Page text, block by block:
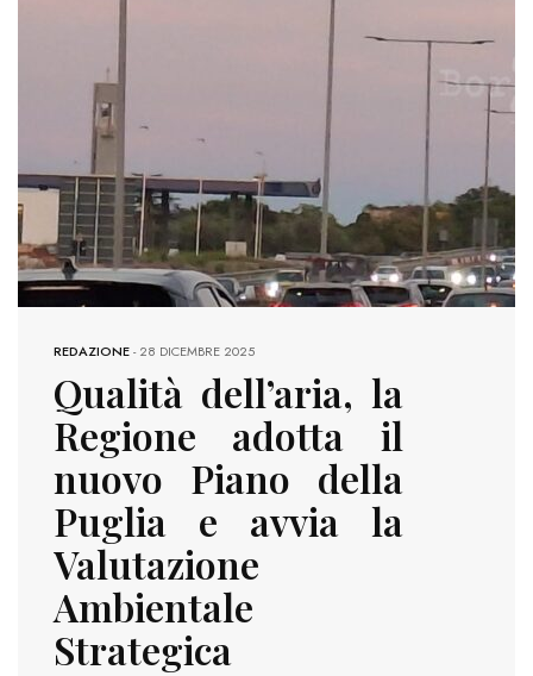
REDAZIONE-28 DICEMBRE 2025
Qualità dell’aria, la
Regione adotta il
nuovo Piano della
Puglia e avvia la
Valutazione
Ambientale
Strategica